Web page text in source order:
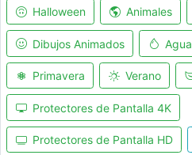
Halloween Animales
Dibujos Animados Agua
Primavera Verano
Protectores de Pantalla 4K
Protectores de Pantalla HD